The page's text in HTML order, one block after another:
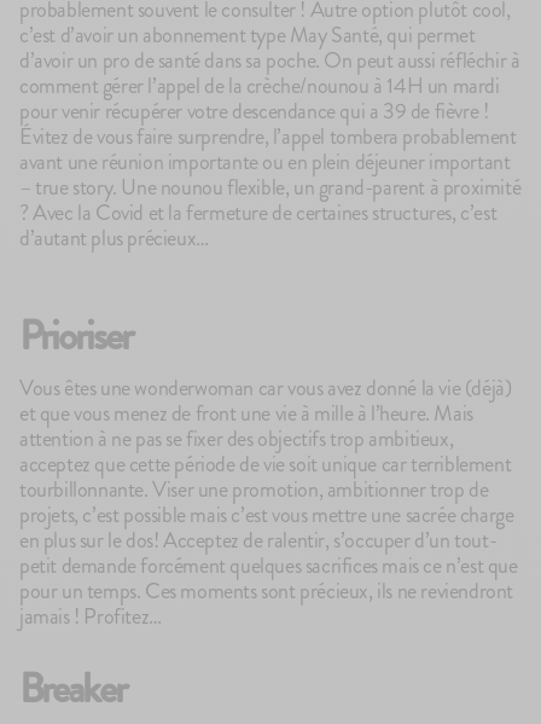
probablement souvent le consulter ! Autre option plutôt cool,
c’est d’avoir un abonnement type May Santé, qui permet
d’avoir un pro de santé dans sa poche. On peut aussi réfléchir à
comment gérer l’appel de la crèche/nounou à 14H un mardi
pour venir récupérer votre descendance qui a 39 de fièvre !
Évitez de vous faire surprendre, l’appel tombera probablement
avant une réunion importante ou en plein déjeuner important
– true story. Une nounou flexible, un grand-parent à proximité
? Avec la Covid et la fermeture de certaines structures, c’est
d’autant plus précieux…
Prioriser
Vous êtes une wonderwoman car vous avez donné la vie (déjà)
et que vous menez de front une vie à mille à l’heure. Mais
attention à ne pas se fixer des objectifs trop ambitieux,
acceptez que cette période de vie soit unique car terriblement
tourbillonnante. Viser une promotion, ambitionner trop de
projets, c’est possible mais c’est vous mettre une sacrée charge
en plus sur le dos! Acceptez de ralentir, s’occuper d’un tout-
petit demande forcément quelques sacrifices mais ce n’est que
pour un temps. Ces moments sont précieux, ils ne reviendront
jamais ! Profitez…
Breaker